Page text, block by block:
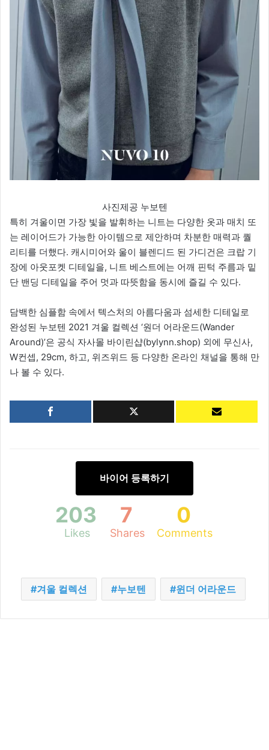
사진제공 누보텐
특히 겨울이면 가장 빛을 발휘하는 니트는 다양한 옷과 매치 또
는 레이어드가 가능한 아이템으로 제안하며 차분한 매력과 퀄
리티를 더했다. 캐시미어와 울이 블렌디드 된 가디건은 크랍 기
장에 아웃포켓 디테일을, 니트 베스트에는 어깨 핀턱 주름과 밑
단 밴딩 디테일을 주어 멋과 따뜻함을 동시에 즐길 수 있다.
담백한 심플함 속에서 텍스처의 아름다움과 섬세한 디테일로
완성된 누보텐 2021 겨울 컬렉션 ‘원더 어라운드(Wander
Around)’은 공식 자사몰 바이린샵(bylynn.shop) 외에 무신사,
W컨셉, 29cm, 하고, 위즈위드 등 다양한 온라인 채널을 통해 만
나 볼 수 있다.
바이어 등록하기
203
Likes
7
Shares
0
Comments
겨울 컬렉션 누보텐 윈더 어라운드